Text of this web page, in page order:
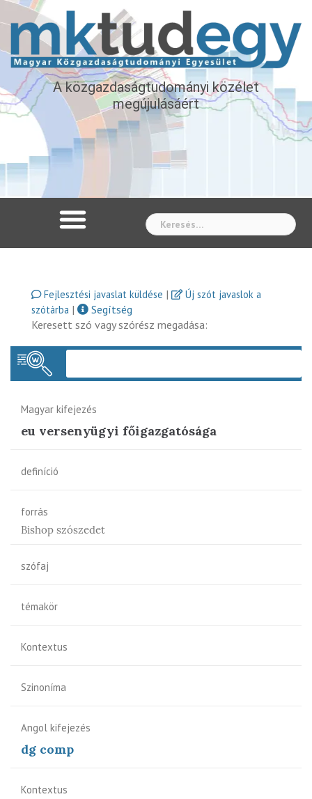
A közgazdaságtudományi közélet
megújulásáért
Fejlesztési javaslat küldése |
Új szót javaslok a
szótárba |
Segítség
Keresett szó vagy szórész megadása:
Magyar kifejezés
eu versenyügyi főigazgatósága
definíció
forrás
Bishop szószedet
szófaj
témakör
Kontextus
Szinoníma
Angol kifejezés
dg comp
Kontextus